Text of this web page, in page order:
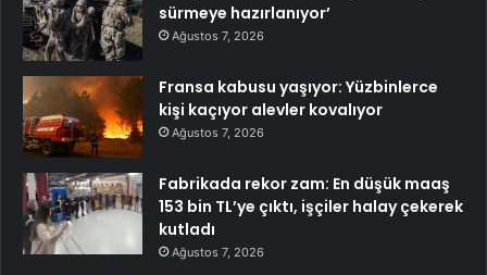
sürmeye hazırlanıyor’
Ağustos 7, 2026
Fransa kabusu yaşıyor: Yüzbinlerce
kişi kaçıyor alevler kovalıyor
Ağustos 7, 2026
Fabrikada rekor zam: En düşük maaş
153 bin TL’ye çıktı, işçiler halay çekerek
kutladı
Ağustos 7, 2026